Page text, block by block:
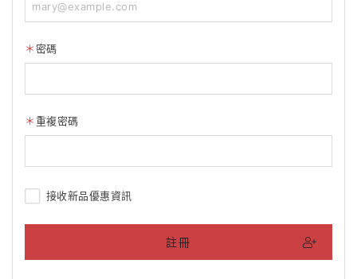
密碼
重複密碼
接收新品優惠資訊
註冊